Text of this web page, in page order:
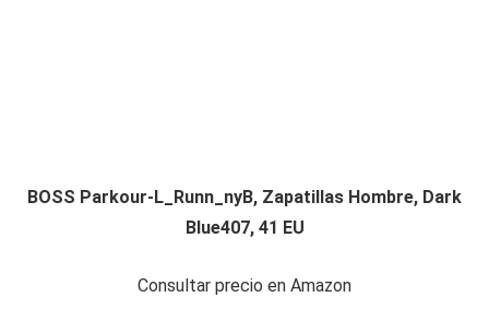
BOSS Parkour-L_Runn_nyB, Zapatillas Hombre, Dark
Blue407, 41 EU
Consultar precio en Amazon